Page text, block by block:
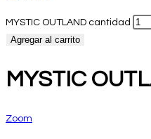
MYSTIC OUTLAND cantidad
Agregar al carrito
MYSTIC
Zoom